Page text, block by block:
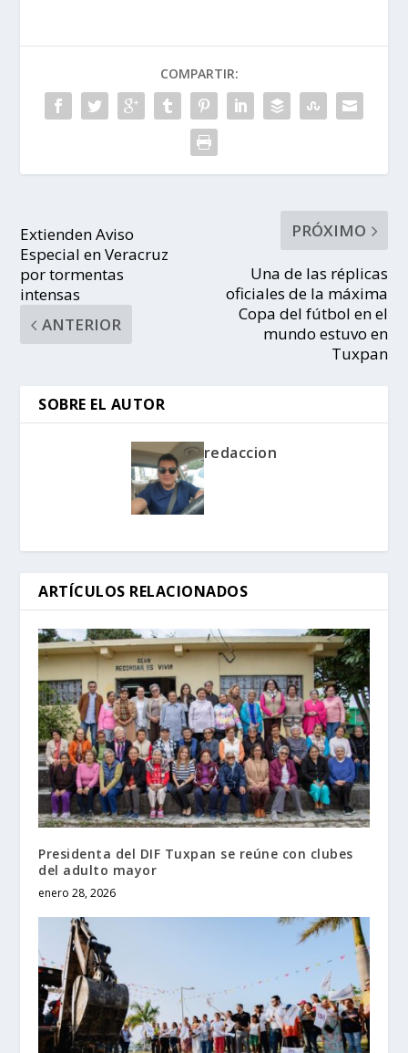
COMPARTIR:
Extienden Aviso
Especial en Veracruz
por tormentas
intensas
ANTERIOR
PRÓXIMO
Una de las réplicas
oficiales de la máxima
Copa del fútbol en el
mundo estuvo en
Tuxpan
SOBRE EL AUTOR
redaccion
ARTÍCULOS RELACIONADOS
Presidenta del DIF Tuxpan se reúne con clubes
del adulto mayor
enero 28, 2026